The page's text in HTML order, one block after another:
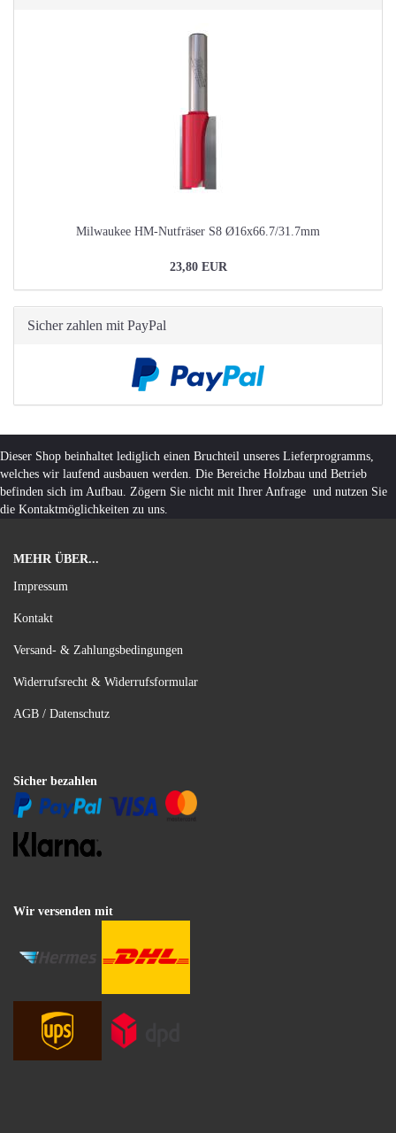
Milwaukee HM-Nutfräser S8 Ø16x66.7/31.7mm
23,80 EUR
Sicher zahlen mit PayPal
Dieser Shop beinhaltet lediglich einen Bruchteil unseres Lieferprogramms,
welches wir laufend ausbauen werden. Die Bereiche Holzbau und Betrieb
befinden sich im Aufbau. Zögern Sie nicht mit Ihrer Anfrage und nutzen Sie
die Kontaktmöglichkeiten zu uns.
MEHR ÜBER...
Impressum
Kontakt
Versand- & Zahlungsbedingungen
Widerrufsrecht & Widerrufsformular
AGB / Datenschutz
Sicher bezahlen
Wir versenden mit